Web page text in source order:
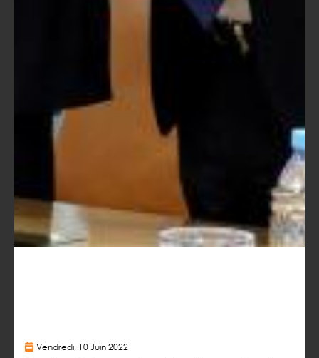
Vendredi, 10 Juin 2022
Cuir : la société marocaine Shoeleven Company
inaugure avec le groupe Flo une nouvelle unité
Mardi, 24 Mai 2022